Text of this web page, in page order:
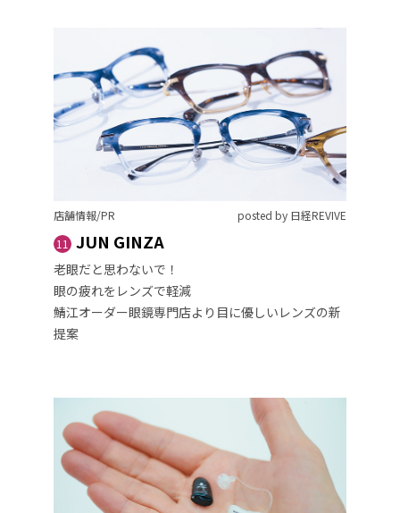
店舗情報/PR
posted by 日経REVIVE
11
JUN GINZA
老眼だと思わないで！
眼の疲れをレンズで軽減
鯖江オーダー眼鏡専門店より目に優しいレンズの新
提案